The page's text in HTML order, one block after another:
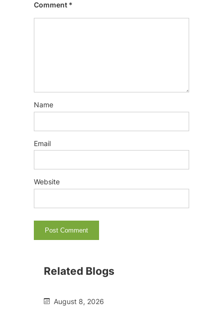
Comment *
Name
Email
Website
Related Blogs
August 8, 2026